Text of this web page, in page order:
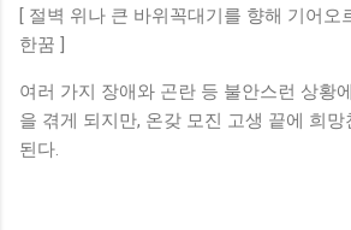
[ 절벽 위나 큰 바위꼭대기를 향해 기어오
한꿈 ]
여러 가지 장애와 곤란 등 불안스런 상황
을 겪게 되지만, 온갖 모진 고생 끝에 희
된다.